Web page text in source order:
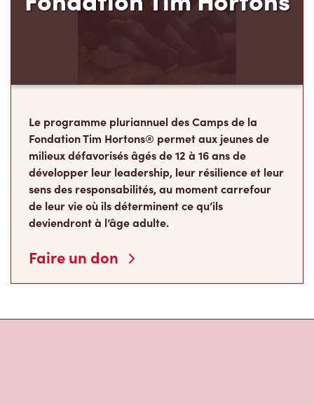
Le programme pluriannuel des Camps de la
Fondation Tim Hortons® permet aux jeunes de
milieux défavorisés âgés de 12 à 16 ans de
développer leur leadership, leur résilience et leur
sens des responsabilités, au moment carrefour
de leur vie où ils déterminent ce qu’ils
deviendront à l’âge adulte.
Faire un don